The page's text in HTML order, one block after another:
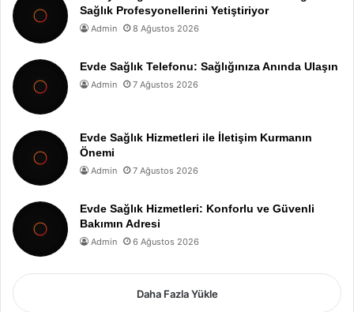
Sağlık Profesyonellerini Yetiştiriyor
Admin 8 Ağustos 2026
Evde Sağlık Telefonu: Sağlığınıza Anında Ulaşın
Admin 7 Ağustos 2026
Evde Sağlık Hizmetleri ile İletişim Kurmanın
Önemi
Admin 7 Ağustos 2026
Evde Sağlık Hizmetleri: Konforlu ve Güvenli
Bakımın Adresi
Admin 6 Ağustos 2026
Daha Fazla Yükle